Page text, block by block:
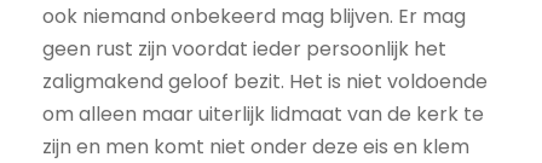
ook niemand onbekeerd mag blijven. Er mag
geen rust zijn voordat ieder persoonlijk het
zaligmakend geloof bezit. Het is niet voldoende
om alleen maar uiterlijk lidmaat van de kerk te
zijn en men komt niet onder deze eis en klem